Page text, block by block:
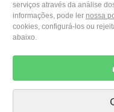
M.
serviços através da análise
informações, pode ler nossa
cookies, configurá-los ou
abaixo.